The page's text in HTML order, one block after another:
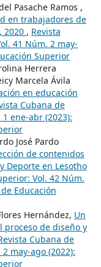
Pasache Ramos ,
en trabajadores de
2020 , Revista
41 Núm. 2 may-
Superior
Herrera
Marcela Ávila
en educación
Cubana de
ene-abr (2023):
José Pardo
de contenidos
Deporte en Lesotho
Vol. 42 Núm.
Educación
Hernández, Un
de diseño y
Cubana de
may-ago (2022):